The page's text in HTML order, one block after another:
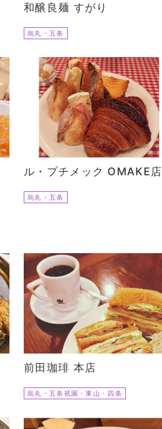
和醸良麺 すがり
烏丸・五条
ル・プチメック OMAKE店
烏丸・五条
前田珈琲 本店
烏丸・五条祇園・東山・四条